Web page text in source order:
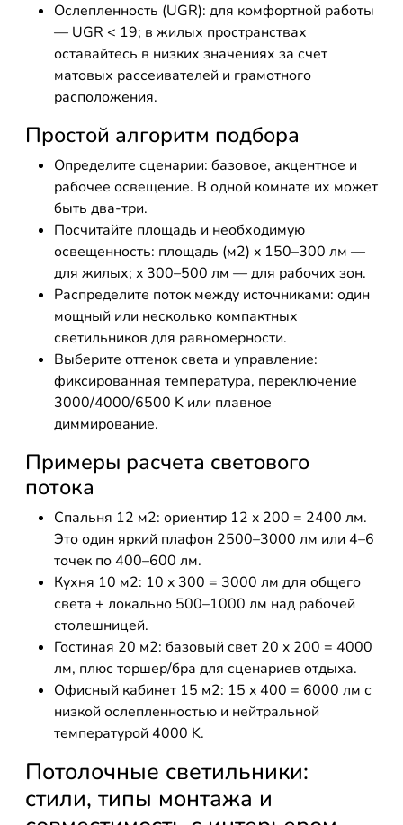
Ослепленность (UGR): для комфортной работы
— UGR < 19; в жилых пространствах
оставайтесь в низких значениях за счет
матовых рассеивателей и грамотного
расположения.
Простой алгоритм подбора
Определите сценарии: базовое, акцентное и
рабочее освещение. В одной комнате их может
быть два-три.
Посчитайте площадь и необходимую
освещенность: площадь (м2) x 150–300 лм —
для жилых; x 300–500 лм — для рабочих зон.
Распределите поток между источниками: один
мощный или несколько компактных
светильников для равномерности.
Выберите оттенок света и управление:
фиксированная температура, переключение
3000/4000/6500 K или плавное
диммирование.
Примеры расчета светового
потока
Спальня 12 м2: ориентир 12 x 200 = 2400 лм.
Это один яркий плафон 2500–3000 лм или 4–6
точек по 400–600 лм.
Кухня 10 м2: 10 x 300 = 3000 лм для общего
света + локально 500–1000 лм над рабочей
столешницей.
Гостиная 20 м2: базовый свет 20 x 200 = 4000
лм, плюс торшер/бра для сценариев отдыха.
Офисный кабинет 15 м2: 15 x 400 = 6000 лм с
низкой ослепленностью и нейтральной
температурой 4000 K.
Потолочные светильники:
стили, типы монтажа и